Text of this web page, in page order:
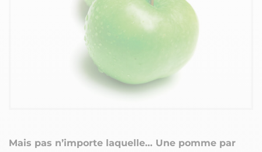
Mais pas n’importe laquelle… Une pomme par